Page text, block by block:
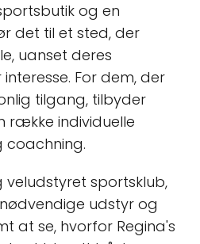
og en
det til et sted, der
uanset deres
For dem, der
tilgang, tilbyder
række individuelle
coachning.
sportsklub,
udstyr og
at se, hvorfor Regina's